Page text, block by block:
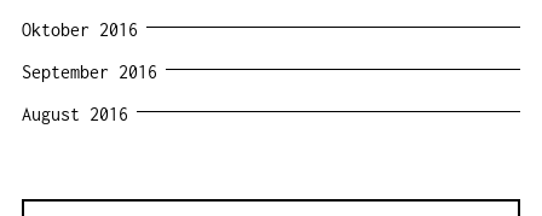
Oktober 2016
September 2016
August 2016